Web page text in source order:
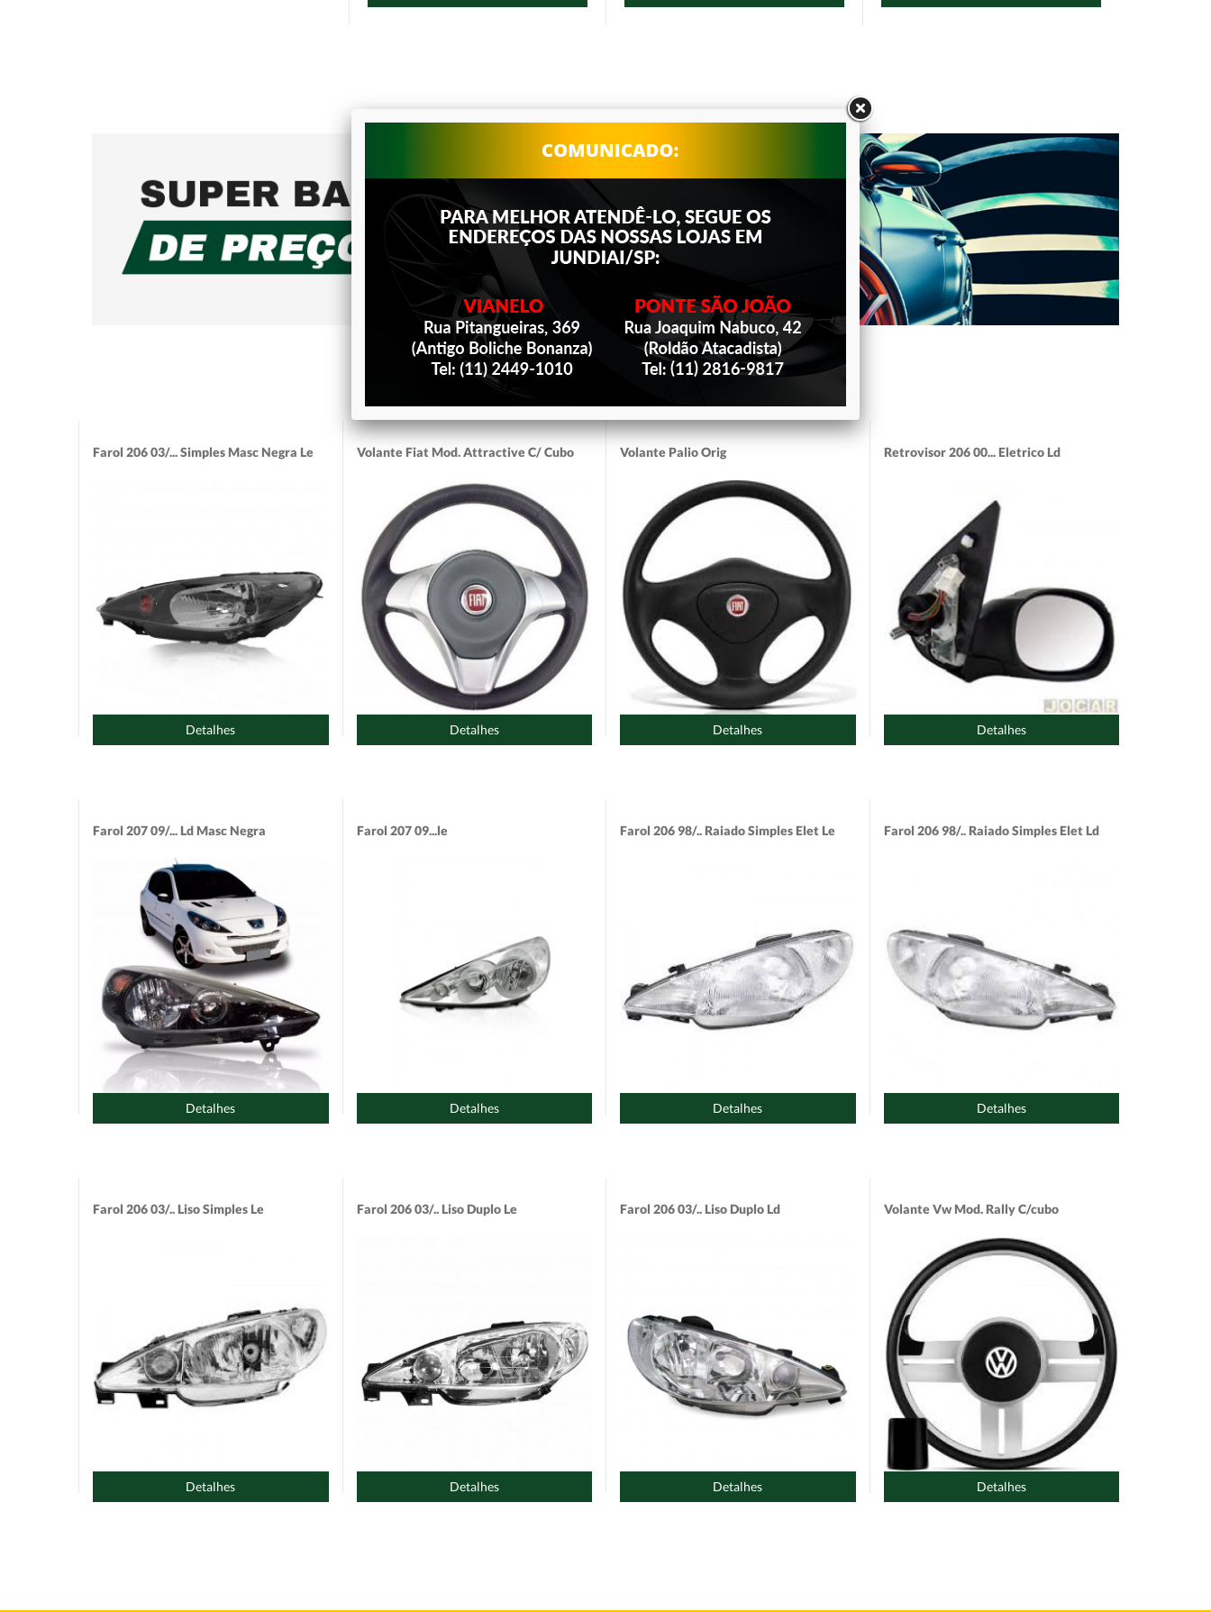
Produtos selecionados para você
Farol 206 03/... Simples Masc Negra Le
Detalhes
Volante Fiat Mod. Attractive C/ Cubo
Detalhes
Volante Palio Orig
Detalhes
Retrovisor 206 00... Eletrico Ld
Detalhes
Farol 207 09/... Ld Masc Negra
Detalhes
Farol 207 09...le
Detalhes
Farol 206 98/.. Raiado Simples Elet Le
Detalhes
Farol 206 98/.. Raiado Simples Elet Ld
Detalhes
Farol 206 03/.. Liso Simples Le
Detalhes
Farol 206 03/.. Liso Duplo Le
Detalhes
Farol 206 03/.. Liso Duplo Ld
Detalhes
Volante Vw Mod. Rally C/cubo
Detalhes